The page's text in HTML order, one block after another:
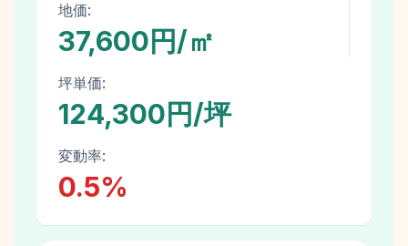
地価:
37,600円/㎡
坪単価:
124,300円/坪
変動率:
0.5%